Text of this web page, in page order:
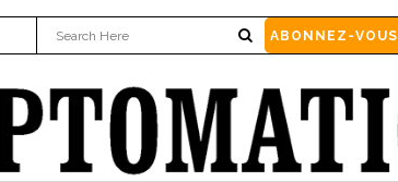
ABONNEZ-VOUS